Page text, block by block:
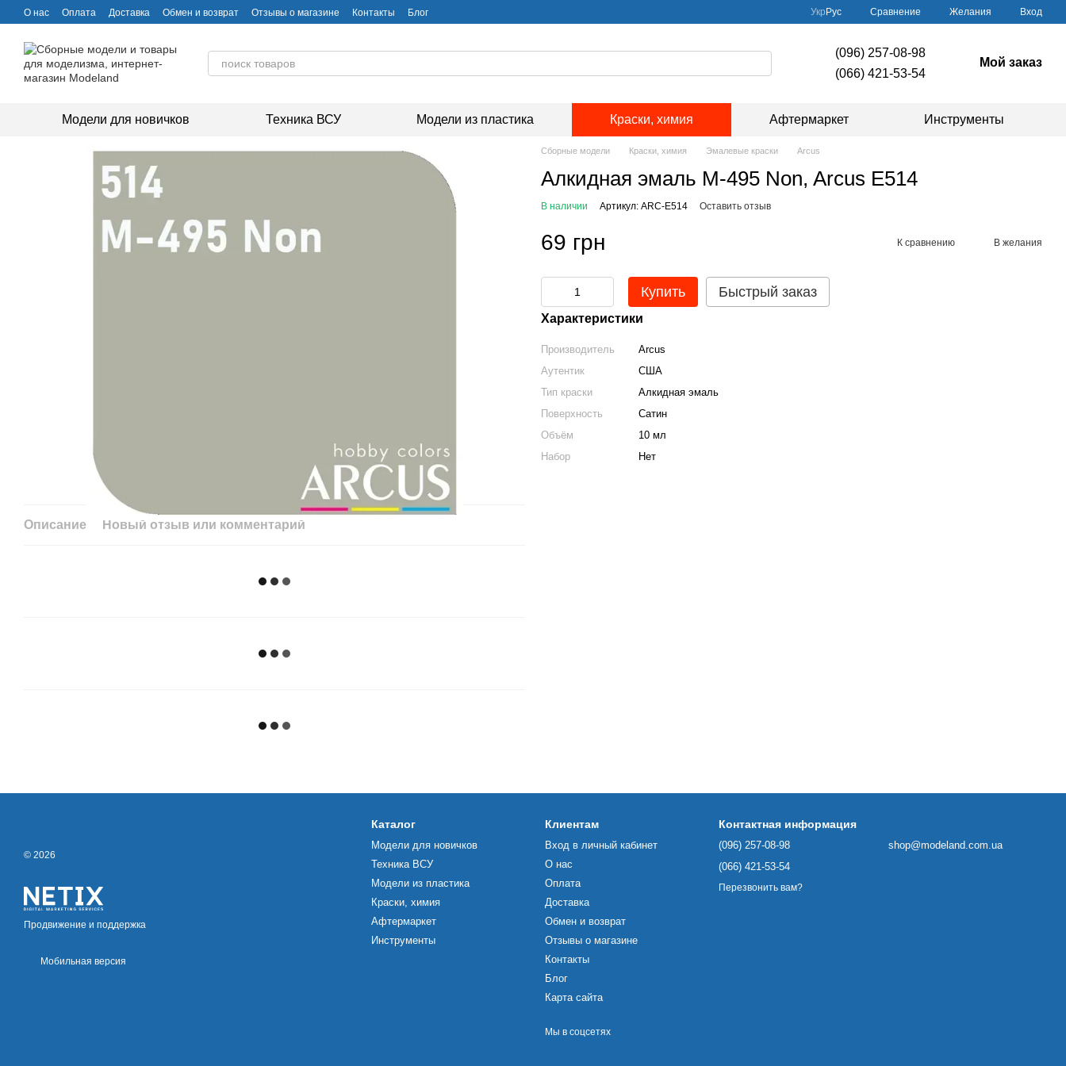
Перейти к основному контенту
О нас Оплата Доставка Обмен и возврат Отзывы о магазине Контакты Блог Укр Рус Сравнение Желания Вход
(096) 257-08-98
(066) 421-53-54
Мой заказ
Модели для новичков Техника ВСУ Модели из пластика Краски, химия Афтермаркет Инструменты
Описание Новый отзыв или комментарий
Сборные модели Краски, химия Эмалевые краски Arcus
Алкидная эмаль M-495 Non, Arcus E514
В наличии Артикул: ARC-E514 Оставить отзыв
69 грн К сравнению В желания
Купить Быстрый заказ
Характеристики
Производитель
Arcus
Аутентик
США
Тип краски
Алкидная эмаль
Поверхность
Сатин
Объём
10 мл
Набор
Нет
© 2026
Продвижение и поддержка
Мобильная версия
Каталог
Модели для новичков
Техника ВСУ
Модели из пластика
Краски, химия
Афтермаркет
Инструменты
Клиентам
Вход в личный кабинет
О нас
Оплата
Доставка
Обмен и возврат
Отзывы о магазине
Контакты
Блог
Карта сайта
Мы в соцсетях
Контактная информация
(096) 257-08-98
(066) 421-53-54
Перезвонить вам?
shop@modeland.com.ua